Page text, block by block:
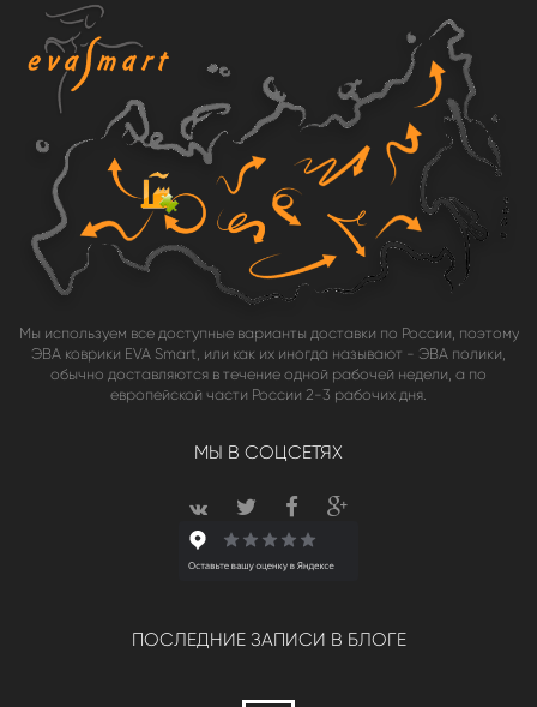
Мы используем все доступные варианты доставки по России, поэтому
ЭВА коврики EVA Smart, или как их иногда называют - ЭВА полики,
обычно доставляются в течение одной рабочей недели, а по
европейской части России 2-3 рабочих дня.
МЫ В СОЦСЕТЯХ
ПОСЛЕДНИЕ ЗАПИСИ В БЛОГЕ